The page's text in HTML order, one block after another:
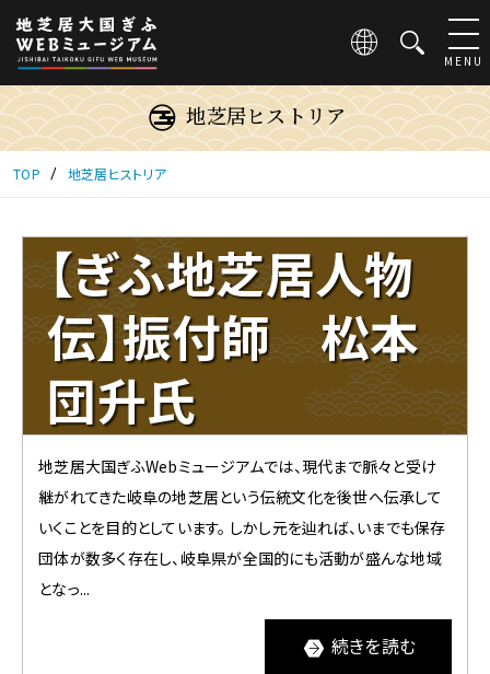
ー
ジ
は
地
芝
居
MENU
地芝居ヒストリア
TOP 地芝居ヒストリア
【ぎふ地芝居人物
伝】振付師 松本
団升氏
地芝居大国ぎふWebミュージアムでは、現代まで脈々と受け
継がれてきた岐阜の地芝居という伝統文化を後世へ伝承して
いくことを目的としています。 しかし元を辿れば、いまでも保存
団体が数多く存在し、岐阜県が全国的にも活動が盛んな地域
となっ...
続きを読む